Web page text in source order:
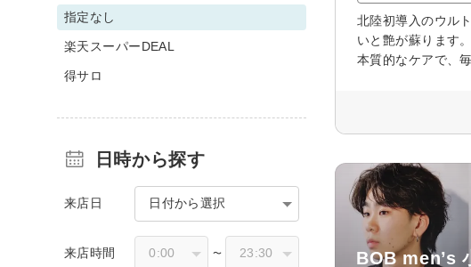
北陸初導入のウル
いと艶が蘇ります
本質的なケアで、
BOB men’s
指定なし
楽天スーパーDEAL
得サロ
日時から探す
来店日 日付から選択
来店時間 〜